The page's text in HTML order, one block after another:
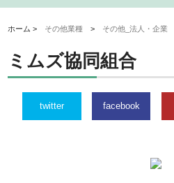
ホーム > その他業種 > その他_法人・企業
ミムズ協同組合
twitter facebook